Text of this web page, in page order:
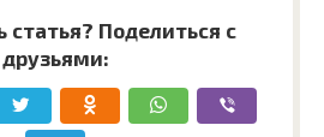
статья? Поделиться с
друзьями: